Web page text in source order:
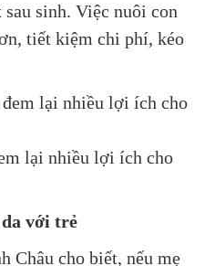
sinh. Việc nuôi con
tiết kiệm chi phí, kéo
lại nhiều lợi ích cho
với trẻ
Châu cho biết, nếu mẹ